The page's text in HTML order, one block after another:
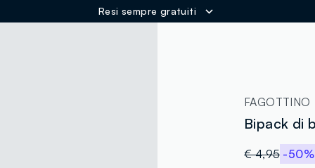
Resi sempre gratuiti
FAGOTTINO
Bipack di
€ 4,95 -50%